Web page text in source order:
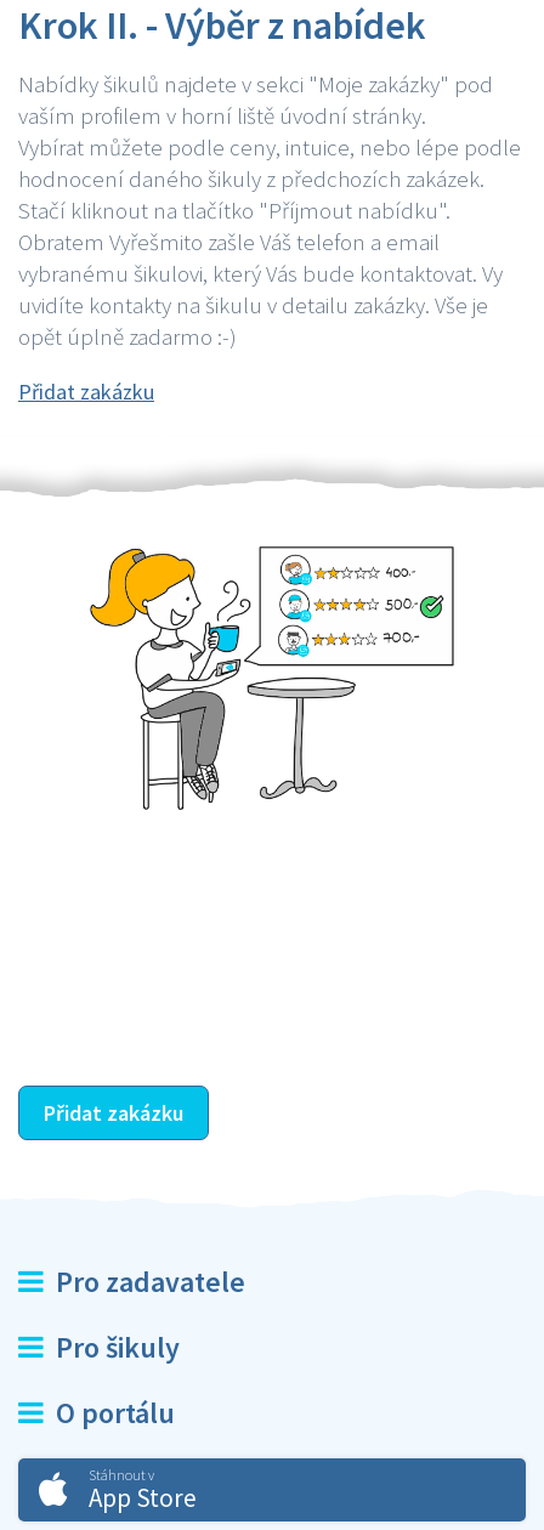
Krok II. - Výběr z nabídek
Nabídky šikulů najdete v sekci "Moje zakázky" pod
vaším profilem v horní liště úvodní stránky.
Vybírat můžete podle ceny, intuice, nebo lépe podle
hodnocení daného šikuly z předchozích zakázek.
Stačí kliknout na tlačítko "Příjmout nabídku".
Obratem Vyřešmito zašle Váš telefon a email
vybranému šikulovi, který Vás bude kontaktovat. Vy
uvidíte kontakty na šikulu v detailu zakázky. Vše je
opět úplně zadarmo :-)
Přidat zakázku
Přidat zakázku
Pro zadavatele
Pro šikuly
O portálu
Stáhnout v
App Store